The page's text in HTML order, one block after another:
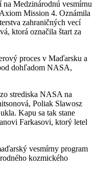
Medzinárodnú vesmírnu
Mission 4. Oznámila
zahraničných vecí
ktorá označila štart za
proces v Maďarsku a
dohľadom NASA,
strediska NASA na
Poliak Slawosz
Kapu sa tak stane
Farkasovi, ktorý letel
vesmírny program
kozmického